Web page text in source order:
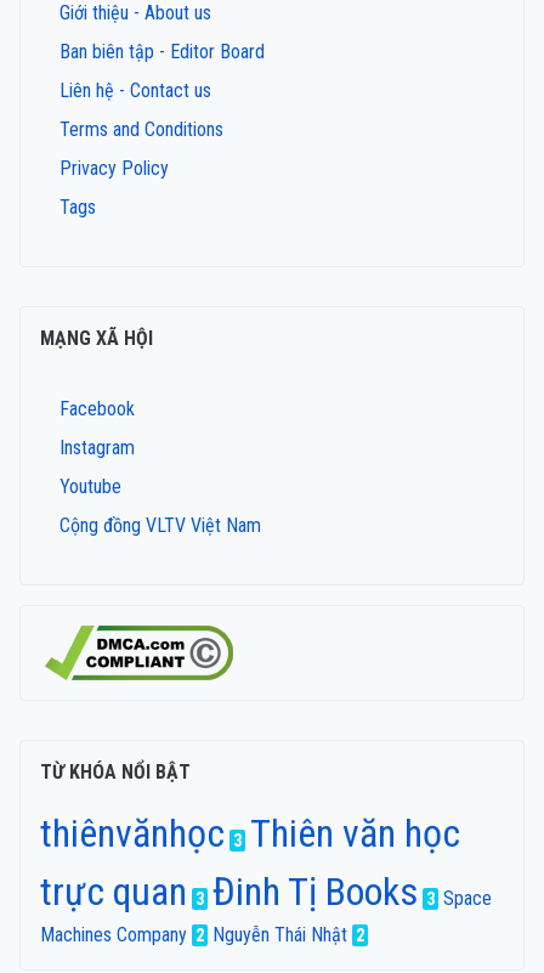
Giới thiệu - About us
Ban biên tập - Editor Board
Liên hệ - Contact us
Terms and Conditions
Privacy Policy
Tags
MẠNG XÃ HỘI
Facebook
Instagram
Youtube
Cộng đồng VLTV Việt Nam
TỪ KHÓA NỔI BẬT
thiênvănhọc 3 Thiên văn học
trực quan
3 Đinh Tị Books 3 Space
Machines Company 2 Nguyễn Thái Nhật 2